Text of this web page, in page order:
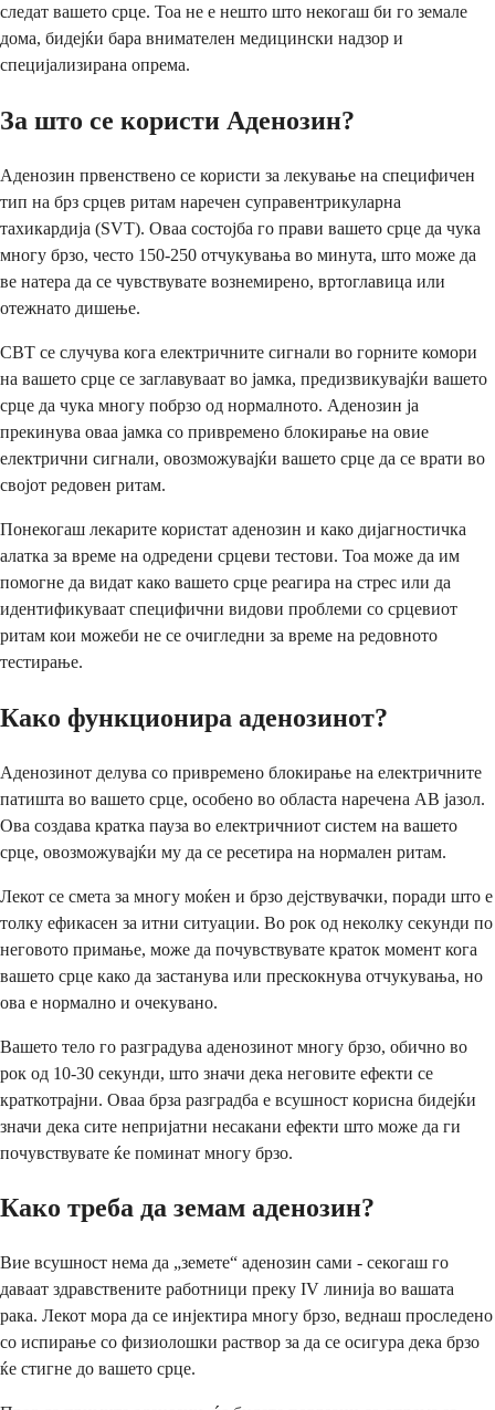
следат вашето срце. Тоа не е нешто што некогаш би го земале
дома, бидејќи бара внимателен медицински надзор и
специјализирана опрема.
За што се користи Аденозин?
Аденозин првенствено се користи за лекување на специфичен
тип на брз срцев ритам наречен суправентрикуларна
тахикардија (SVT). Оваа состојба го прави вашето срце да чука
многу брзо, често 150-250 отчукувања во минута, што може да
ве натера да се чувствувате вознемирено, вртоглавица или
отежнато дишење.
СВТ се случува кога електричните сигнали во горните комори
на вашето срце се заглавуваат во јамка, предизвикувајќи вашето
срце да чука многу побрзо од нормалното. Аденозин ја
прекинува оваа јамка со привремено блокирање на овие
електрични сигнали, овозможувајќи вашето срце да се врати во
својот редовен ритам.
Понекогаш лекарите користат аденозин и како дијагностичка
алатка за време на одредени срцеви тестови. Тоа може да им
помогне да видат како вашето срце реагира на стрес или да
идентификуваат специфични видови проблеми со срцевиот
ритам кои можеби не се очигледни за време на редовното
тестирање.
Како функционира аденозинот?
Аденозинот делува со привремено блокирање на електричните
патишта во вашето срце, особено во областа наречена АВ јазол.
Ова создава кратка пауза во електричниот систем на вашето
срце, овозможувајќи му да се ресетира на нормален ритам.
Лекот се смета за многу моќен и брзо дејствувачки, поради што е
толку ефикасен за итни ситуации. Во рок од неколку секунди по
неговото примање, може да почувствувате краток момент кога
вашето срце како да застанува или прескокнува отчукувања, но
ова е нормално и очекувано.
Вашето тело го разградува аденозинот многу брзо, обично во
рок од 10-30 секунди, што значи дека неговите ефекти се
краткотрајни. Оваа брза разградба е всушност корисна бидејќи
значи дека сите непријатни несакани ефекти што може да ги
почувствувате ќе поминат многу брзо.
Како треба да земам аденозин?
Вие всушност нема да „земете“ аденозин сами - секогаш го
даваат здравствените работници преку IV линија во вашата
рака. Лекот мора да се инјектира многу брзо, веднаш проследено
со испирање со физиолошки раствор за да се осигура дека брзо
ќе стигне до вашето срце.